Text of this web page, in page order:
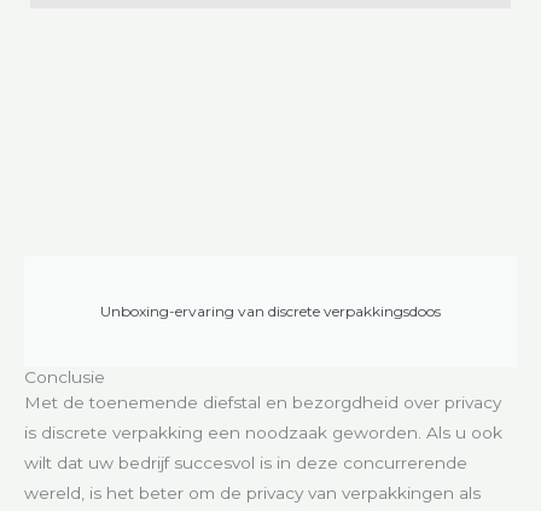
Unboxing-ervaring van discrete verpakkingsdoos
Conclusie
Met de toenemende diefstal en bezorgdheid over privacy
is discrete verpakking een noodzaak geworden. Als u ook
wilt dat uw bedrijf succesvol is in deze concurrerende
wereld, is het beter om de privacy van verpakkingen als